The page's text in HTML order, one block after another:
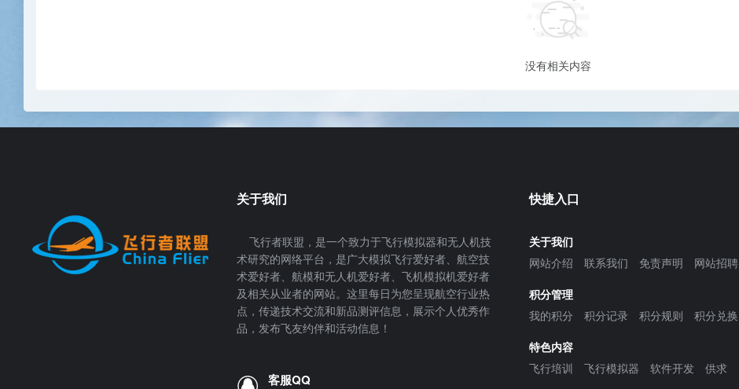
没有相关内容
关于我们
飞行者联盟，是一个致力于飞行模拟器和无人机技
术研究的网络平台，是广大模拟飞行爱好者、航空技
术爱好者、航模和无人机爱好者、飞机模拟机爱好者
及相关从业者的网站。这里每日为您呈现航空行业热
点，传递技术交流和新品测评信息，展示个人优秀作
品，发布飞友约伴和活动信息！
客服QQ
快捷入口
关于我们
网站介绍
联系我们 免责声明
网站招聘
积分管理
我的积分
积分记录 积分规则
积分兑换
特色内容
飞行培训
飞行模拟器 软件开发 供求